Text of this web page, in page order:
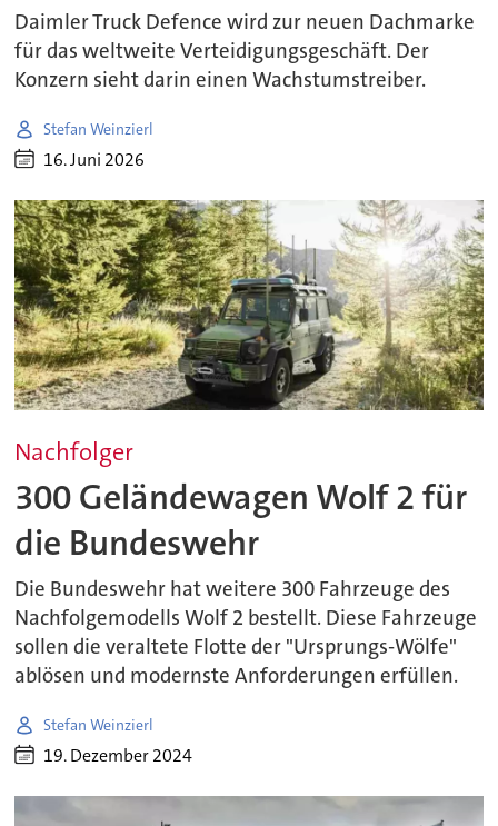
Daimler Truck Defence wird zur neuen Dachmarke
für das weltweite Verteidigungsgeschäft. Der
Konzern sieht darin einen Wachstumstreiber.
Stefan Weinzierl
16. Juni 2026
Nachfolger
300 Geländewagen Wolf 2 für
die Bundeswehr
Die Bundeswehr hat weitere 300 Fahrzeuge des
Nachfolgemodells Wolf 2 bestellt. Diese Fahrzeuge
sollen die veraltete Flotte der "Ursprungs-Wölfe"
ablösen und modernste Anforderungen erfüllen.
Stefan Weinzierl
19. Dezember 2024